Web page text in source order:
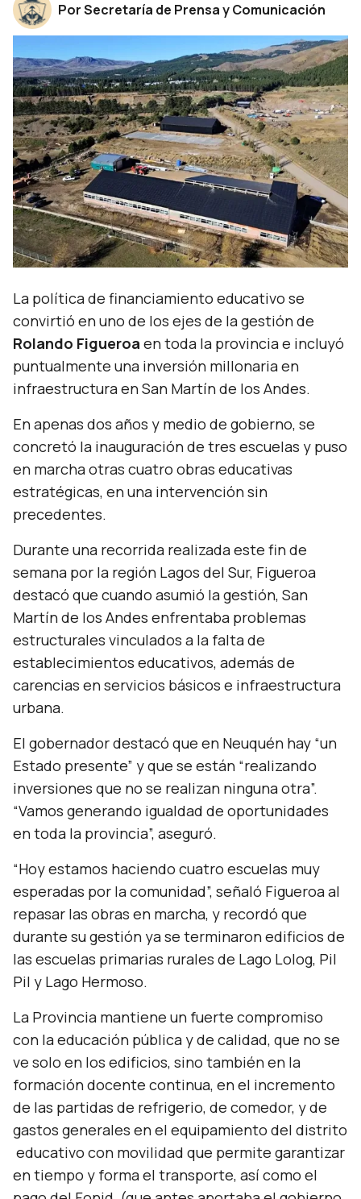
Por Secretaría de Prensa y Comunicación
La política de financiamiento educativo se
convirtió en uno de los ejes de la gestión de
Rolando Figueroa en toda la provincia e incluyó
puntualmente una inversión millonaria en
infraestructura en San Martín de los Andes.
En apenas dos años y medio de gobierno, se
concretó la inauguración de tres escuelas y puso
en marcha otras cuatro obras educativas
estratégicas, en una intervención sin
precedentes.
Durante una recorrida realizada este fin de
semana por la región Lagos del Sur, Figueroa
destacó que cuando asumió la gestión, San
Martín de los Andes enfrentaba problemas
estructurales vinculados a la falta de
establecimientos educativos, además de
carencias en servicios básicos e infraestructura
urbana.
El gobernador destacó que en Neuquén hay “un
Estado presente” y que se están “realizando
inversiones que no se realizan ninguna otra”.
“Vamos generando igualdad de oportunidades
en toda la provincia”, aseguró.
“Hoy estamos haciendo cuatro escuelas muy
esperadas por la comunidad”, señaló Figueroa al
repasar las obras en marcha, y recordó que
durante su gestión ya se terminaron edificios de
las escuelas primarias rurales de Lago Lolog, Pil
Pil y Lago Hermoso.
La Provincia mantiene un fuerte compromiso
con la educación pública y de calidad, que no se
ve solo en los edificios, sino también en la
formación docente continua, en el incremento
de las partidas de refrigerio, de comedor, y de
gastos generales en el equipamiento del distrito
educativo con movilidad que permite garantizar
en tiempo y forma el transporte, así como el